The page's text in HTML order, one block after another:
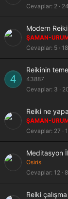
Cevaplar 2
Modern
ŞAMAN-
Cevaplar 5
4
Reikinin
43887
Cevaplar 3
Reiki ne
ŞAMAN-
Cevaplar 27
Meditasyon
Osiris
Cevaplar 12
Reiki